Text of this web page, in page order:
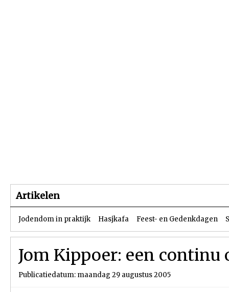
Artikelen
Jodendom in praktijk Hasjkafa Feest- en Gedenkdagen
Jom Kippoer: een continu
Publicatiedatum: maandag 29 augustus 2005